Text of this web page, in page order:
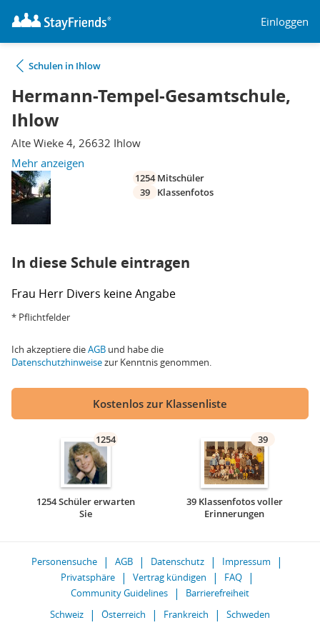
Einloggen
Schulen in Ihlow
Hermann-Tempel-Gesamtschule,
Ihlow
Alte Wieke 4, 26632 Ihlow
Mehr anzeigen
1254 Mitschüler
39
Klassenfotos
In diese Schule eintragen
Frau Herr Divers keine Angabe
* Pflichtfelder
Ich akzeptiere dieAGB und habe die
Datenschutzhinweisezur Kenntnis genommen.
Kostenlos zur Klassenliste
1254
1254 Schüler erwarten
Sie
39
39 Klassenfotos voller
Erinnerungen
Personensuche AGB Datenschutz
Impressum
Privatsphäre
Vertrag kündigen
FAQ
Community Guidelines
Barrierefreiheit
Schweiz
Österreich Frankreich Schweden